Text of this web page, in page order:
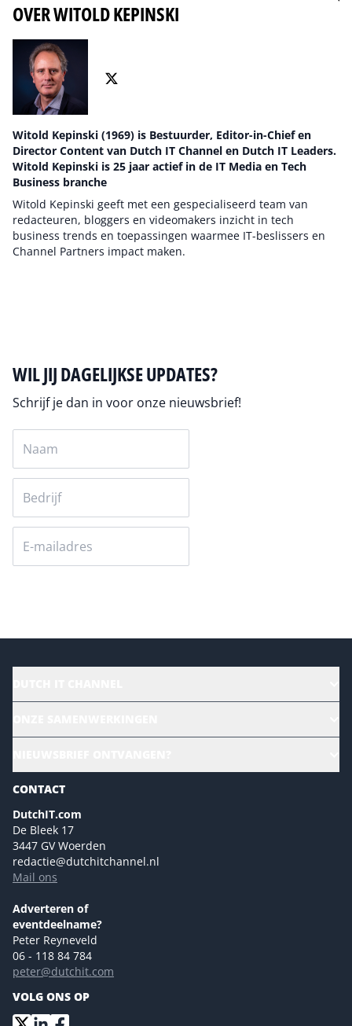
OVER WITOLD KEPINSKI
Witold Kepinski (1969) is Bestuurder, Editor-in-Chief en
Director Content van Dutch IT Channel en Dutch IT Leaders.
Witold Kepinski is 25 jaar actief in de IT Media en Tech
Business branche
Witold Kepinski geeft met een gespecialiseerd team van
redacteuren, bloggers en videomakers inzicht in tech
business trends en toepassingen waarmee IT-beslissers en
Channel Partners impact maken.
WIL JIJ DAGELIJKSE UPDATES?
Schrijf je dan in voor onze nieuwsbrief!
Magazines
Marketingmogelijkheden 2026
Eventmogelijkheden 2026
Advertising opportunities 2026 ENG
Event opportunities 2026 ENG
NL Digital
Versturen
CONTACT
DutchIT.com
De Bleek 17
3447 GV Woerden
redactie@dutchitchannel.nl
Mail ons
Adverteren of
eventdeelname?
Peter Reyneveld
06 - 118 84 784
peter@dutchit.com
VOLG ONS OP